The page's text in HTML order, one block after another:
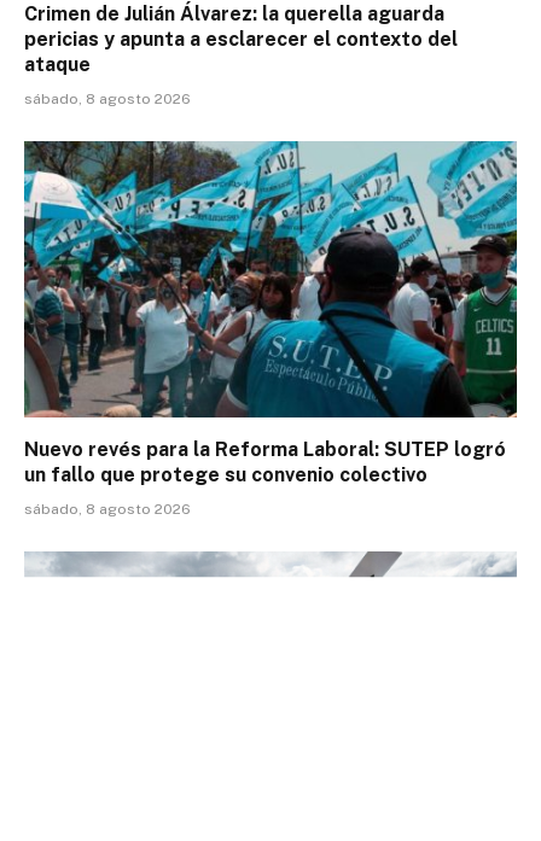
Crimen de Julián Álvarez: la querella aguarda
pericias y apunta a esclarecer el contexto del
ataque
sábado, 8 agosto 2026
Nuevo revés para la Reforma Laboral: SUTEP logró
un fallo que protege su convenio colectivo
sábado, 8 agosto 2026